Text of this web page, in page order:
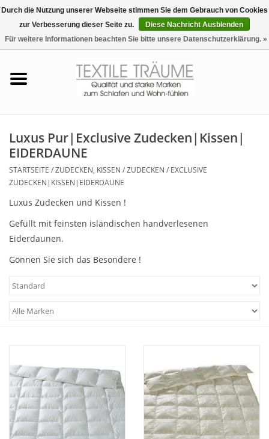
0 Artikel - €0,00
Tag & Nachtwäsche
Badezimmer & Sauna
Haus-Bademäntel
Tisch & Küche
Kinder
Luxus Pur|Exclusive Zudecken|Kissen|
EIDERDAUNE
STARTSEITE /ZUDECKEN, KISSEN /ZUDECKEN / EXCLUSIVE
ZUDECKEN|KISSEN|EIDERDAUNE
Luxus Zudecken und Kissen !
Gefüllt mit feinsten isländischen handverlesenen
Eiderdaunen.
Gönnen Sie sich das Besondere !
Durch die Nutzung unserer Webseite stimmen Sie dem Gebrauch von Cookies
zur Verbesserung dieser Seite zu.
Diese Nachricht Ausblenden
Für weitere Informationen beachten Sie bitte unsere Datenschutzerklärung. »